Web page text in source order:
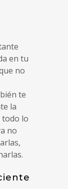
en tu
no
te
la
todo lo
no